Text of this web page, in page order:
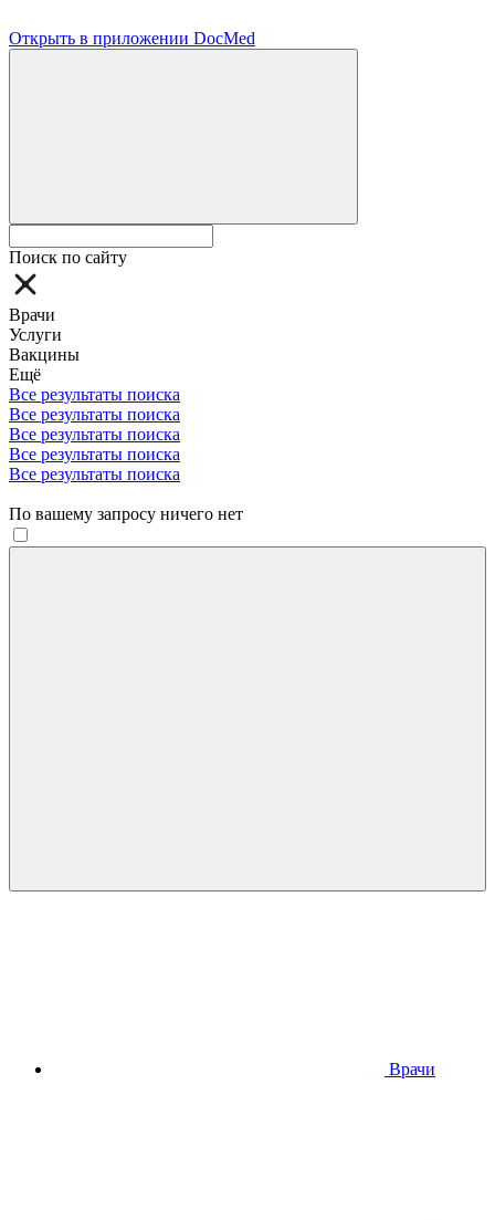
Открыть в приложении DocMed
Поиск по сайту
Врачи
Услуги
Вакцины
Ещё
Все результаты поиска
Все результаты поиска
Все результаты поиска
Все результаты поиска
Все результаты поиска
По вашему запросу ничего нет
Врачи